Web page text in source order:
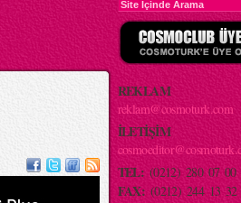
REKLAM
reklam@cosmoturk.com
İLETİŞİM
TEL: (0212) 280 07 00
FAX: (0212) 244 13 32